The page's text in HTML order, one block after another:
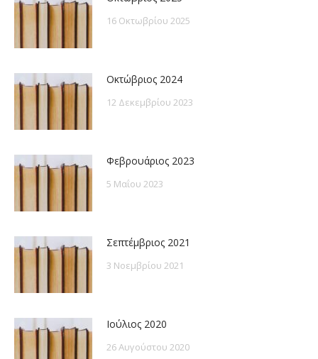
16 Οκτωβρίου 2025
Οκτώβριος 2024
12 Δεκεμβρίου 2023
Φεβρουάριος 2023
5 Μαΐου 2023
Σεπτέμβριος 2021
3 Νοεμβρίου 2021
Ιούλιος 2020
26 Αυγούστου 2020